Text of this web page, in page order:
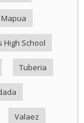
High School
Tuberia
Valaez